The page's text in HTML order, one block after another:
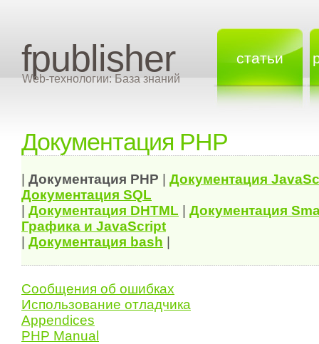
fpublisher
Web-технологии: База знаний
статьи
Документация PHP
Документация PHP Документация
Документация SQL
Документация DHTML
Документация
Графика и JavaScript
Документация bash
Сообщения об ошибках
Использование отладчика
Appendices
PHP Manual